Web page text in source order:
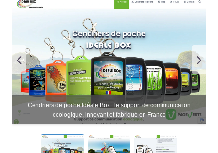
Cendriers de poche Idéale Box : le support de communication
écologique, innovant et fabriqué en France